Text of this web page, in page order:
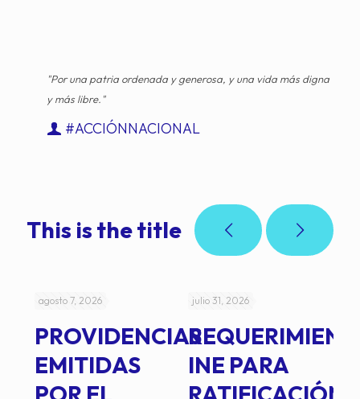
"Por una patria ordenada y generosa, y una vida más digna
y más libre."
#ACCIÓNNACIONAL
This is the title
agosto 7, 2026
PROVIDENCIAS
EMITIDAS
julio 31, 2026
INE PARA